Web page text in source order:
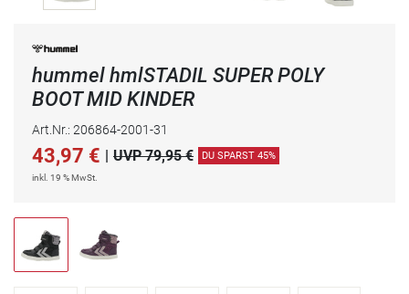
hummel hmlSTADIL SUPER POLY
BOOT MID KINDER
Art.Nr.: 206864-2001-31
43,97 € | UVP 79,95 € DU SPARST 45%
inkl. 19 % MwSt.